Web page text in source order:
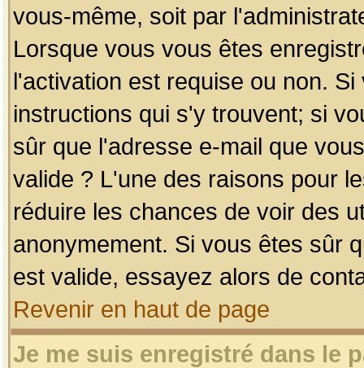
vous-même, soit par
Lorsque vous vous êtes
l'activation est requise ou non.
instructions qui s'y trouvent; si
sûr que l'adresse e-mail que
valide ? L'une des raisons pour
réduire les chances de voir des
anonymement. Si vous êtes sûr
est valide, essayez alors de
Revenir en haut de page
Je me suis enregistré dans le